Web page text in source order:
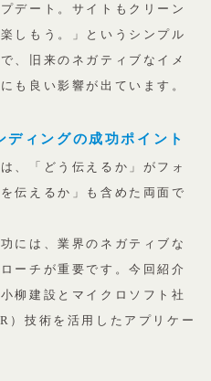
デート。サイトもクリーン
しもう。」というシンプル
、旧来のネガティブなイメ
も良い影響が出ています。
ィングの成功ポイント
、「どう伝えるか」がフォ
伝えるか」も含めた両面で
には、業界のネガティブな
ーチが重要です。今回紹介
柳建設とマイクロソフト社
）技術を活用したアプリケー